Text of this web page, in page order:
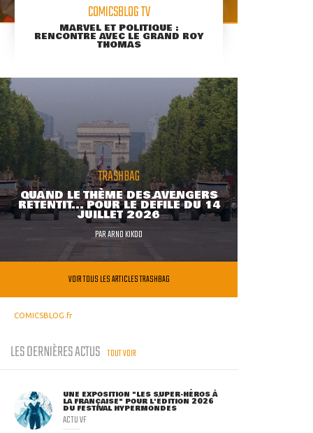
COMICSBLOG TV
MARVEL ET POLITIQUE :
RENCONTRE AVEC LE GRAND ROY
THOMAS
TRASHBAG
QUAND LE THÈME DES AVENGERS
RETENTIT... POUR LE DÉFILÉ DU 14
JUILLET 2026
PARARNO KIKOO
VOIR TOUS LES ARTICLES TRASHBAG
COMICSBLOG.fr
LES DERNIÈRES ACTUS TOUT VOIR
UNE EXPOSITION "LES SUPER-HÉROS À
LA FRANÇAISE" POUR L'ÉDITION 2026
DU FESTIVAL HYPERMONDES
ACTU VF